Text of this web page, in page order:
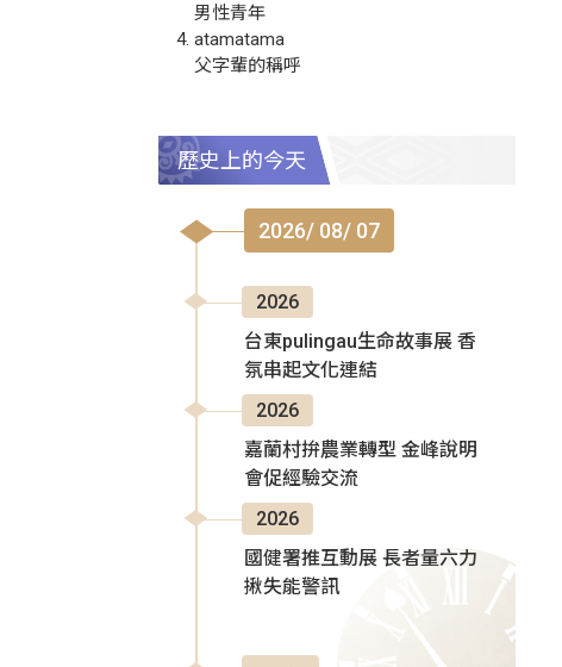
男性青年
atamatama
父字輩的稱呼
歷史上的今天
2026/ 08/ 07
2026
台東pulingau生命故事展 香
氛串起文化連結
2026
嘉蘭村拚農業轉型 金峰說明
會促經驗交流
2026
國健署推互動展 長者量六力
揪失能警訊